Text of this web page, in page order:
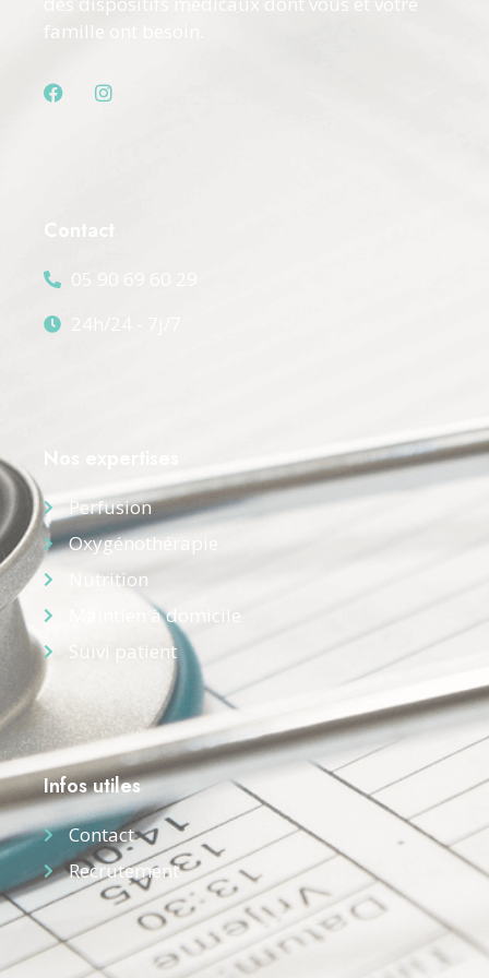
famille ont besoin.
Perfusion
Oxygénothérapie
Nutrition
Maintien à domicile
Suivi patient
Infos utiles
Contact
Recrutement